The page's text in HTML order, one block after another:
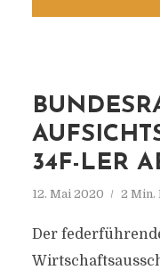
34F-LER
12. Mai 2020 2 Min.
Der